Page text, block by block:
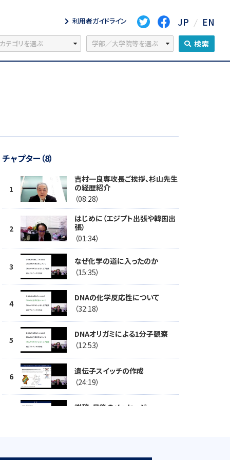
利用者ガイドライン JP EN
検索
チャプター（8）
吉村一良専攻長ご挨拶、杉山先生
の経歴紹介
（08:28）
はじめに（エジプト出張や韓国出
張）
（01:34）
なぜ化学の道に入ったのか
（15:35）
DNAの化学反応性について
（32:18）
DNAオリガミによる1分子観察
（12:53）
遺伝子スイッチの作成
（24:19）
謝辞・最後のメッセージ
（03:09）